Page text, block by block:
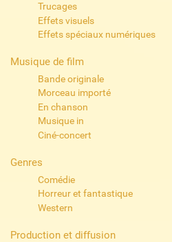
Trucages
Effets visuels
Effets spéciaux numériques
Musique de film
Bande originale
Morceau importé
En chanson
Musique in
Ciné-concert
Genres
Comédie
Horreur et fantastique
Western
Production et diffusion